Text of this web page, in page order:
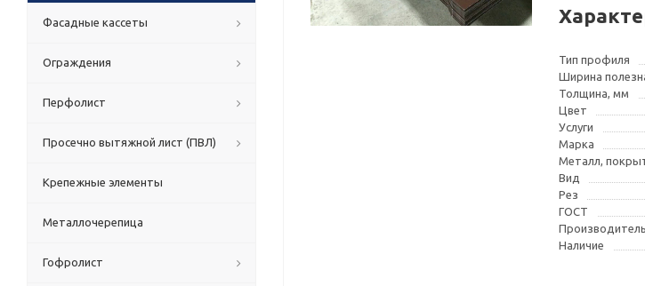
Тип профиля
Ширина
Толщина, мм
Цвет
Услуги
Марка
Металл,
Вид
Рез
ГОСТ
Производитель
Наличие
Фасадные кассеты
Ограждения
Перфолист
Просечно вытяжной лист (ПВЛ)
Крепежные элементы
Металлочерепица
Гофролист